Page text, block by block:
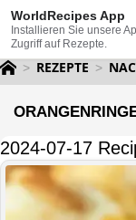
WorldRecipes App
Installieren Sie unsere
Zugriff auf Rezepte.
REZEPTE
2024-07-17